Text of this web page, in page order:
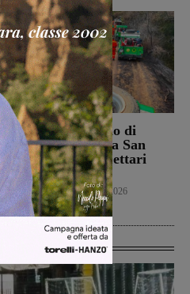
Bucine, incendio di
oliveta e bosco a San
Pancrazio. Tre ettari
l’area bruciata
Cronaca 7 Agosto 2026